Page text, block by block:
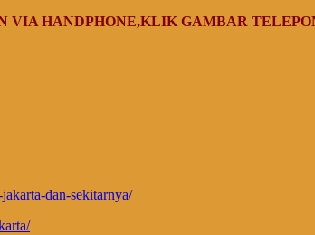
VIA HANDPHONE,KLIK GAMBAR
dan-sekitarnya/